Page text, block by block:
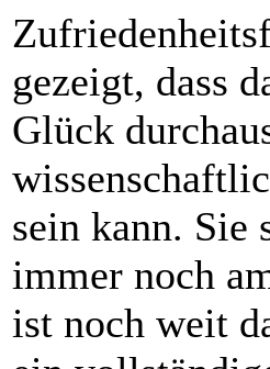
gezeigt, dass
Glück
sein kann. Sie
immer noch
ist noch weit